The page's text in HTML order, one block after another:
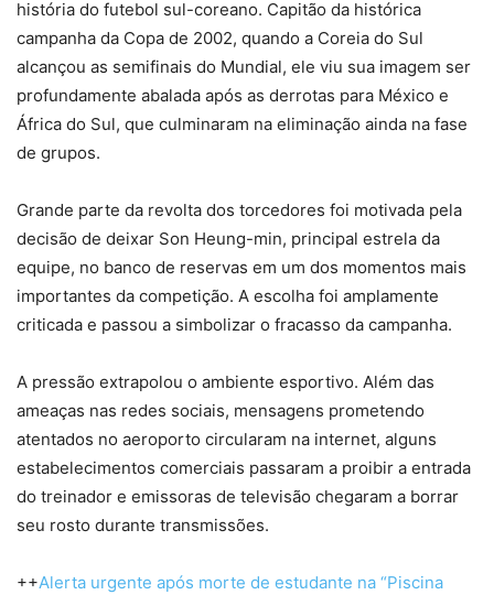
história do futebol sul-coreano. Capitão da histórica
campanha da Copa de 2002, quando a Coreia do Sul
alcançou as semifinais do Mundial, ele viu sua imagem ser
profundamente abalada após as derrotas para México e
África do Sul, que culminaram na eliminação ainda na fase
de grupos.
Grande parte da revolta dos torcedores foi motivada pela
decisão de deixar Son Heung-min, principal estrela da
equipe, no banco de reservas em um dos momentos mais
importantes da competição. A escolha foi amplamente
criticada e passou a simbolizar o fracasso da campanha.
A pressão extrapolou o ambiente esportivo. Além das
ameaças nas redes sociais, mensagens prometendo
atentados no aeroporto circularam na internet, alguns
estabelecimentos comerciais passaram a proibir a entrada
do treinador e emissoras de televisão chegaram a borrar
seu rosto durante transmissões.
++Alerta urgente após morte de estudante na “Piscina